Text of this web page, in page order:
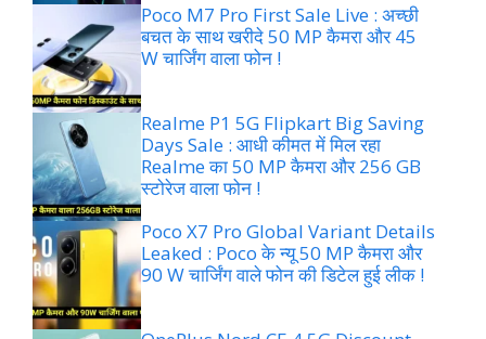
Poco M7 Pro First Sale Live : अच्छी
बचत के साथ खरीदे 50 MP कैमरा और 45
W चार्जिंग वाला फोन !
Realme P1 5G Flipkart Big Saving
Days Sale : आधी कीमत में मिल रहा
Realme का 50 MP कैमरा और 256 GB
स्टोरेज वाला फोन !
Poco X7 Pro Global Variant Details
Leaked : Poco के न्यू 50 MP कैमरा और
90 W चार्जिंग वाले फोन की डिटेल हुई लीक !